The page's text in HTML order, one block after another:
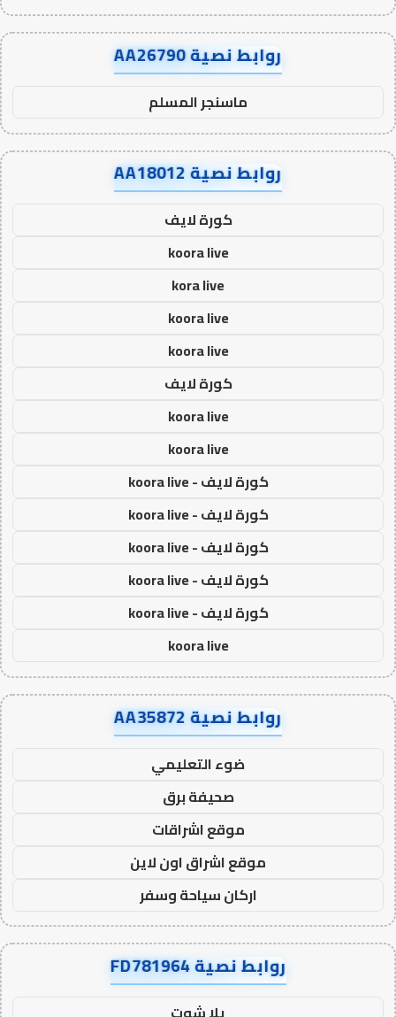
روابط نصية AA26790
ماسنجر المسلم
روابط نصية AA18012
كورة لايف
koora live
kora live
koora live
koora live
كورة لايف
koora live
koora live
كورة لايف - koora live
كورة لايف - koora live
كورة لايف - koora live
كورة لايف - koora live
كورة لايف - koora live
koora live
روابط نصية AA35872
ضوء التعليمي
صحيفة برق
موقع اشراقات
موقع اشراق اون لاين
اركان سياحة وسفر
روابط نصية FD781964